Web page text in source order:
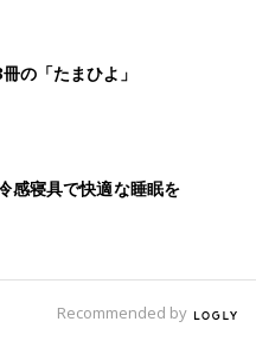
の「たまひよ」
感寝具で快適な睡眠を
Recommended by